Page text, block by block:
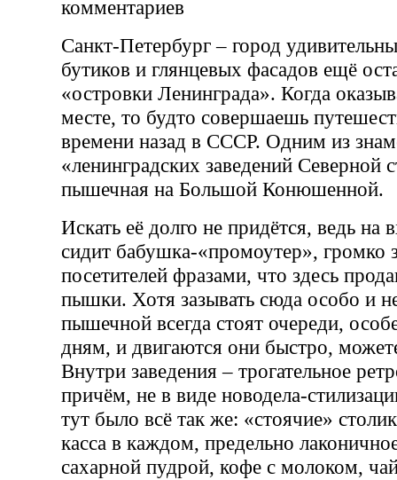
комментариев
Санкт-Петербург – город
бутиков и глянцевых фасадов ещё
«островки Ленинграда». Когда
месте, то будто совершаешь
времени назад в СССР. Одним из
«ленинградских заведений Северной
пышечная на Большой Конюшенной.
Искать её долго не придётся, ведь на
сидит бабушка-«промоутер», громко
посетителей фразами, что здесь
пышки. Хотя зазывать сюда особо и
пышечной всегда стоят очереди,
дням, и двигаются они быстро,
Внутри заведения – трогательное
причём, не в виде новодела-
тут было всё так же: «стоячие»
касса в каждом, предельно
сахарной пудрой, кофе с молоком,